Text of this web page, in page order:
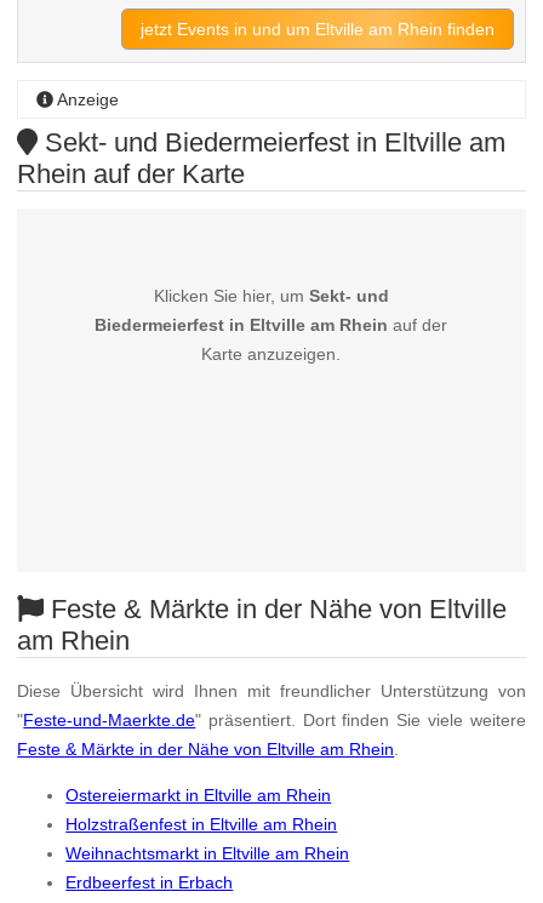
jetzt Events in und um Eltville am Rhein finden
Anzeige
Sekt- und Biedermeierfest in Eltville am
Rhein auf der Karte
Klicken Sie hier, um Sekt- und
Biedermeierfest in Eltville am Rhein auf der
Karte anzuzeigen.
Feste & Märkte in der Nähe von Eltville
am Rhein
Diese Übersicht wird Ihnen mit freundlicher Unterstützung von
"Feste-und-Maerkte.de" präsentiert. Dort finden Sie viele weitere
Feste & Märkte in der Nähe von Eltville am Rhein
Ostereiermarkt in Eltville am Rhein
Holzstraßenfest in Eltville am Rhein
Weihnachtsmarkt in Eltville am Rhein
Erdbeerfest in Erbach